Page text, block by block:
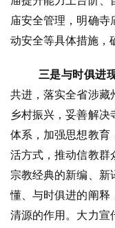
庙安全管理，明确寺
动安全等具体措施，
三是与时俱进
共进，落实全省涉藏
乡村振兴，妥善解决
体系，加强思想教育
活方式，推动信教群
宗教经典的新编、新
懂、与时俱进的阐释
清源的作用。大力宣